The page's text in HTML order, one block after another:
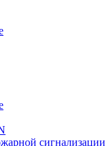
сигнализации